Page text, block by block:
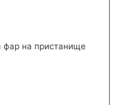
фар на пристанище